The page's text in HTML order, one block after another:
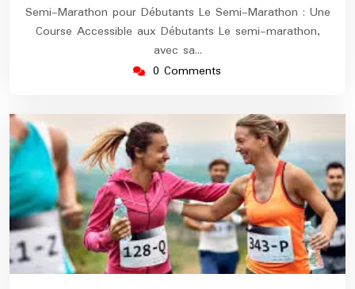
Semi-Marathon pour Débutants Le Semi-Marathon : Une
Course Accessible aux Débutants Le semi-marathon,
avec sa…
0 Comments